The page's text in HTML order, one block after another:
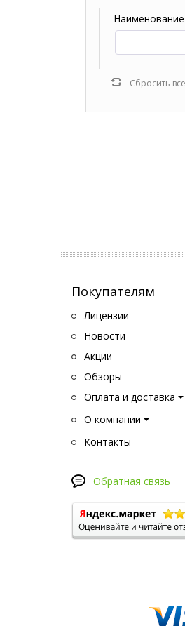
Наименование
Сбросить
Покупателям
Лицензии
Новости
Акции
Обзоры
Оплата и доставка
О компании
Контакты
Обратная связь